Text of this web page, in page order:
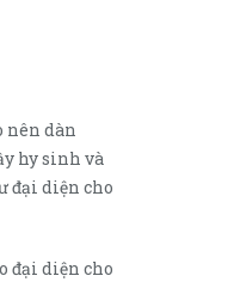
nên dàn
hy sinh và
đại diện cho
đại diện cho